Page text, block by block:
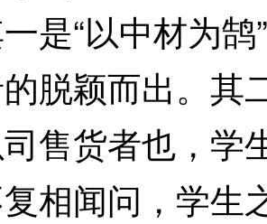
是“以中材为
脱颖而出。其
售货者也，学
相闻问，学生